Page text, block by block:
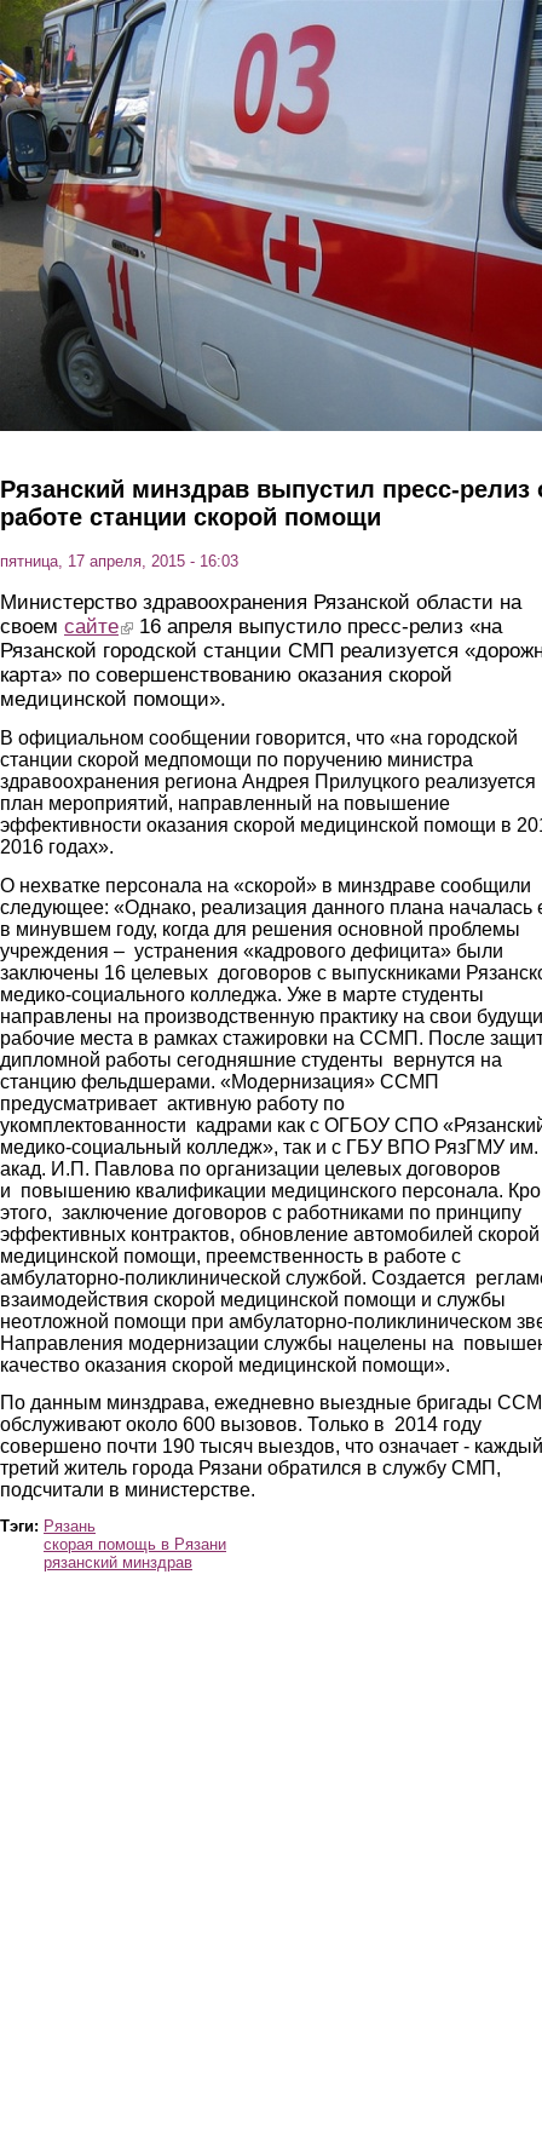
Перейти к основному содержанию
Рязанский минздрав выпустил пресс-релиз
работе станции скорой помощи
пятница, 17 апреля, 2015 - 16:03
Министерство здравоохранения Рязанской области на
своем сайте(link is external)
16 апреля выпустило пресс-релиз «на
Рязанской городской станции СМП реализуется
карта» по совершенствованию оказания скорой
медицинской помощи».
В официальном сообщении говорится, что «на городской
станции скорой медпомощи по поручению министра
здравоохранения региона Андрея Прилуцкого реализуется
план мероприятий, направленный на повышение
эффективности оказания скорой медицинской помощи в
2016 годах».
О нехватке персонала на «скорой» в минздраве сообщили
следующее: «Однако, реализация данного плана началась
в минувшем году, когда для решения основной проблемы
учреждения – устранения «кадрового дефицита» были
заключены 16 целевых договоров с выпускниками
медико-социального колледжа. Уже в марте студенты
направлены на производственную практику на свои
рабочие места в рамках стажировки на ССМП. После
дипломной работы сегодняшние студенты вернутся на
станцию фельдшерами. «Модернизация» ССМП
предусматривает активную работу по
укомплектованности кадрами как с ОГБОУ СПО
медико-социальный колледж», так и с ГБУ ВПО РязГМУ им.
акад. И.П. Павлова по организации целевых договоров
и повышению квалификации медицинского персонала.
этого, заключение договоров с работниками по принципу
эффективных контрактов, обновление автомобилей скорой
медицинской помощи, преемственность в работе с
амбулаторно-поликлинической службой. Создается
взаимодействия скорой медицинской помощи и службы
неотложной помощи при амбулаторно-поликлиническом
Направления модернизации службы нацелены на
качество оказания скорой медицинской помощи».
По данным минздрава, ежедневно выездные бригады
обслуживают около 600 вызовов. Только в 2014 году
совершено почти 190 тысяч выездов, что означает - каждый
третий житель города Рязани обратился в службу СМП,
подсчитали в министерстве.
Тэги: Рязань
скорая помощь в Рязани
рязанский минздрав